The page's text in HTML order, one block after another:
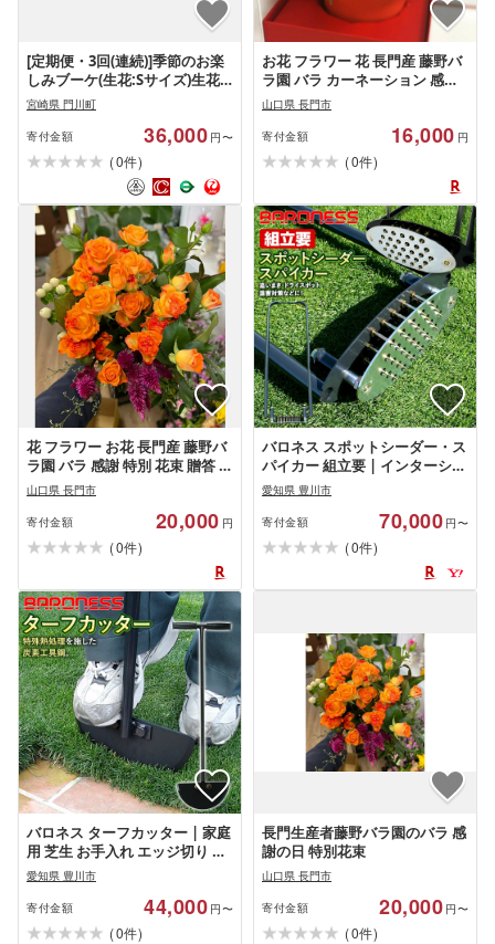
[定期便・3回(連続)]季節のお楽
しみブーケ(生花:Sサイズ)生花
お花 花束 フラワー 植物 贈り物
インテリア[FM-3][フラワーショ
ップまつだ]
宮崎県 門川町
寄付金額 36,000 円〜
(0件)
お花 フラワー 花 長門産 藤野バ
ラ園 バラ カーネーション 感謝
特別アレンジ 贈答 ギフト
(1062)
山口県 長門市
寄付金額 16,000 円
(0件)
花 フラワー お花 長門産 藤野バ
ラ園 バラ 感謝 特別 花束 贈答 ギ
フト 母の日 (1290)
山口県 長門市
寄付金額 20,000 円
(0件)
バロネス スポットシーダー・ス
パイカー 組立要 | インターシー
ド 追いまき ドライスポット対
策 スパイキング 気相換気 ベン
ディング 共栄社 送料無料
愛知県 豊川市
寄付金額 70,000 円〜
(0件)
バロネス ターフカッター | 家庭
用 芝生 お手入れ エッジ切り 芝
生の張り替え スライシング 共
栄社 送料無料
愛知県 豊川市
寄付金額 44,000 円〜
(0件)
長門生産者藤野バラ園のバラ 感
謝の日 特別花束
山口県 長門市
寄付金額 20,000 円〜
(0件)